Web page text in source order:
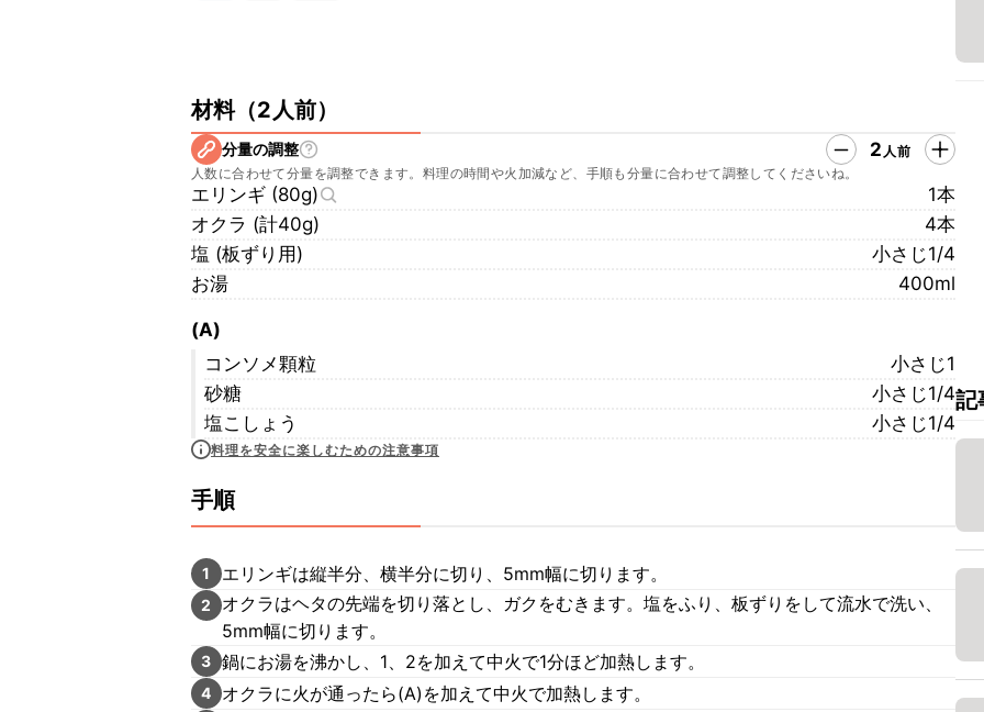
材料（2人前）
分量の調整 2 人前
人数に合わせて分量を調整できます。料理の時間や火加減など、手順も分量に合わせて調整してくださいね。
エリンギ (80g)
1本
オクラ (計40g)
4本
塩 (板ずり用)
小さじ1/4
お湯
400ml
(A)
コンソメ顆粒
小さじ1
砂糖
小さじ1/4
塩こしょう
小さじ1/4
料理を安全に楽しむための注意事項
手順
1 エリンギは縦半分、横半分に切り、5mm幅に切ります。
2
オクラはヘタの先端を切り落とし、ガクをむきます。塩をふり、板ずりをして流水で洗い、
5mm幅に切ります。
3 鍋にお湯を沸かし、1、2を加えて中火で1分ほど加熱します。
4 オクラに火が通ったら(A)を加えて中火で加熱します。
記